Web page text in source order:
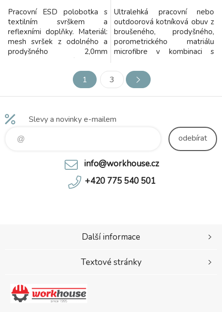
Pracovní ESD polobotka s
textilním svrškem a
reflexními doplňky. Materiál:
mesh svršek z odolného a
prodyšného 2,0mm
°C, PU doplňky, prodyšná
podšívka z netkané textilie,
vnitřní zesílení paty
antistatická.
Ultralehká pracovní nebo
outdoorová kotníková obuv z
broušeného, prodyšného,
porometrického matriálu
microfibre v kombinaci s
1 3
Slevy a novinky e-mailem
odebírat
info@workhouse.cz
+420 775 540 501
Další informace
Textové stránky